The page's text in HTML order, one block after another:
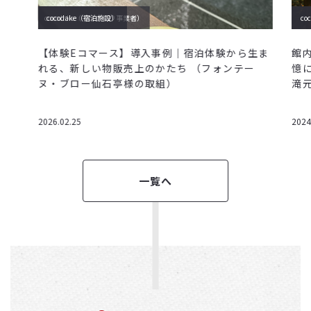
cocodake
cocodake（モノづくり事業者）
cocodake（宿泊施設）
【体験Eコマース】導入事例｜宿泊体験から生ま
れる、新しい物販売上のかたち （フォンテー
ヌ・ブロー仙石亭様の取組）
2026.02.25
館
憶
滝
一覧へ